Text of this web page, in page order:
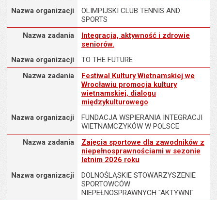
Nazwa organizacji
OLIMPIJSKI CLUB TENNIS AND
SPORTS
Nazwa zadania
Nazwa zadania
Integracja, aktywność i zdrowie
seniorów.
Nazwa organizacji
TO THE FUTURE
Nazwa zadania
Nazwa zadania
Festiwal Kultury Wietnamskiej we
Wrocławiu promocja kultury
wietnamskiej, dialogu
międzykulturowego
Nazwa organizacji
FUNDACJA WSPIERANIA INTEGRACJI
WIETNAMCZYKÓW W POLSCE
Nazwa zadania
Nazwa zadania
Zajęcia sportowe dla zawodników z
niepełnosprawnościami w sezonie
letnim 2026 roku
Nazwa organizacji
DOLNOŚLĄSKIE STOWARZYSZENIE
SPORTOWCÓW
NIEPEŁNOSPRAWNYCH "AKTYWNI"